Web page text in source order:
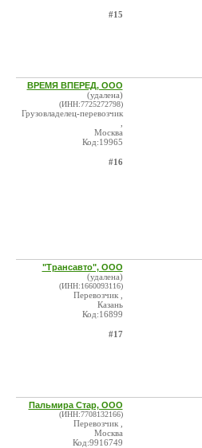
#15
ВРЕМЯ ВПЕРЕД, ООО
(удалена)
(ИНН:7725272798)
Грузовладелец-перевозчик
Москва
Код:19965
#16
"Трансавто", ООО
(удалена)
(ИНН:1660093116)
Перевозчик ,
Казань
Код:16899
#17
Пальмира Стар, ООО
(ИНН:7708132166)
Перевозчик ,
Москва
Код:9916749